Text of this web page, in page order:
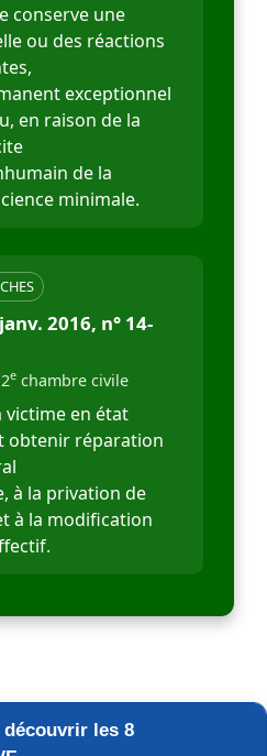
conserve une
ou des réactions
exceptionnel
en raison de la
de la
minimale.
2016, n° 14-
e chambre civile
victime en état
obtenir réparation
à la privation de
à la modification
les 8